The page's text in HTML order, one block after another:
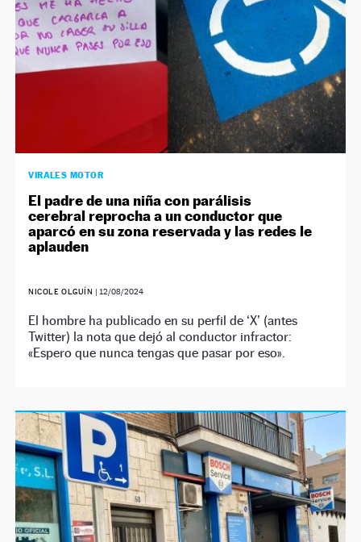
VIRALES MOTOR
El padre de una niña con parálisis
cerebral reprocha a un conductor que
aparcó en su zona reservada y las redes le
aplauden
NICOLE OLGUÍN | 12/08/2024
El hombre ha publicado en su perfil de ‘X’ (antes
Twitter) la nota que dejó al conductor infractor:
«Espero que nunca tengas que pasar por eso».